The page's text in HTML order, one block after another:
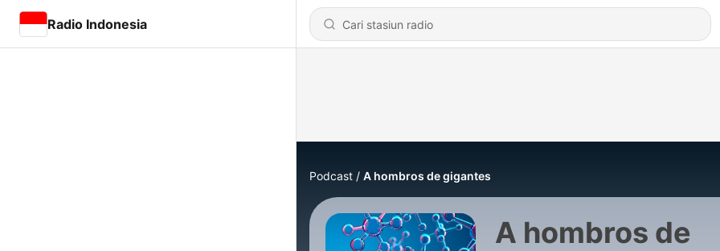
Radio Indonesia
Podcast A hombros de gigantes
A hombros de